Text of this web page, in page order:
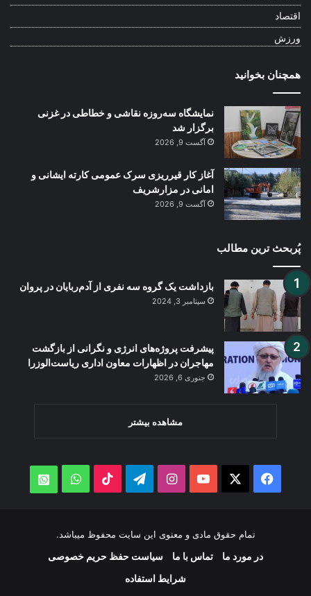
اقتصاد
ورزش
همچنان بخوانید
نمایشگاه سه‌روزه نقاشی و خطاطی در غزنی
برگزار شد
آگست 9, 2026
آغاز کار قیرریزی سرک عمومی کارته ایشانی و
امانی در مزارشریف
آگست 9, 2026
پُربحث ترین مطالب
بازداشت یک گروه سه نفری از آدم‌ربایان در پروان
سپتامبر 3, 2024
پیشرفت پروژه‌های انرژی و نگرانی از بازگشت
مهاجران در اظهارات معاون اداری ریاست‌الوزرا
جنوری 6, 2026
مشاهده بیشتر
Facebook
YouTube
Instagram
Telegram
TikTok
WhatsApp
تمام حقوق مادی و معنوی این سایت محفوظ میباشد.
در مورد ما تماس با ما
سیاست حفظ حریم خصوصی
شرایط استفاده